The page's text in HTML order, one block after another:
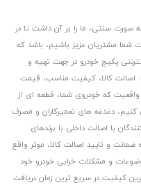
صورت سنتی، ما را بر آن داشت تا در
شما مشتریان عزیز باشیم، باشد که
پکیج خودرو در جهت تهیه و
: اصالت کالا، کیفیت مناسب، قیمت
که خودروی شما، قطعه ای از
دغدغه های تعمیرکاران و مصرف
با اصالت داخلی با برندهای
و تایید اصالت کالا، موثر واقع
و مشکلات خرابی خودرو خود
کیفیت در سریع ترین زمان دریافت